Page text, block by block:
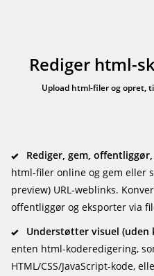
Rediger html-
Upload html-filer og opret,
Rediger, gem,
html-filer online og gem eller
preview) URL-weblinks.
offentliggør og eksporter via
Understøtter visuel (uden
enten html-koderedigering,
HTML/CSS/JavaScript-kode,